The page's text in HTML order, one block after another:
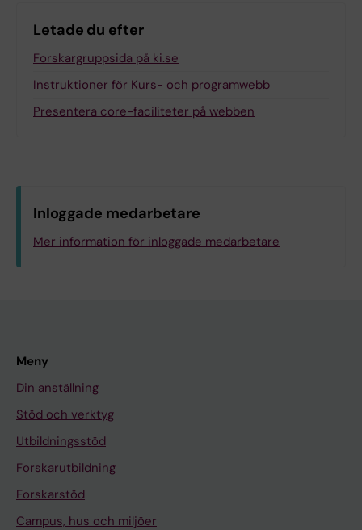
Letade du efter
Forskargruppsida på ki.se
Instruktioner för Kurs- och programwebb
Presentera core-faciliteter på webben
Inloggade medarbetare
Mer information för inloggade medarbetare
Meny
Din anställning
Stöd och verktyg
Utbildningsstöd
Forskarutbildning
Forskarstöd
Campus, hus och miljöer